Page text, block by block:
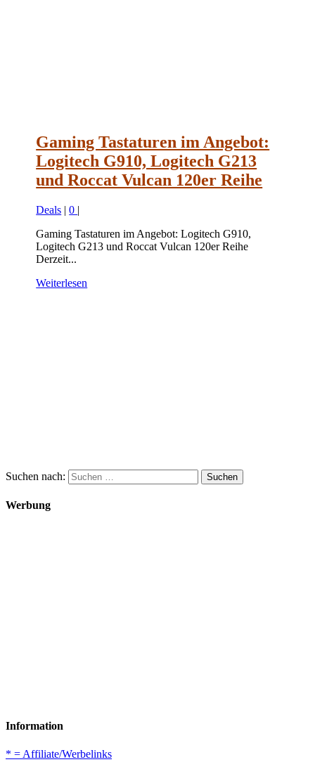
Gaming Tastaturen im Angebot:
Logitech G910, Logitech G213
und Roccat Vulcan 120er Reihe
Deals |0 |
Gaming Tastaturen im Angebot: Logitech G910,
Logitech G213 und Roccat Vulcan 120er Reihe
Derzeit...
Weiterlesen
Suchen nach:
Werbung
Information
* = Affiliate/Werbelinks